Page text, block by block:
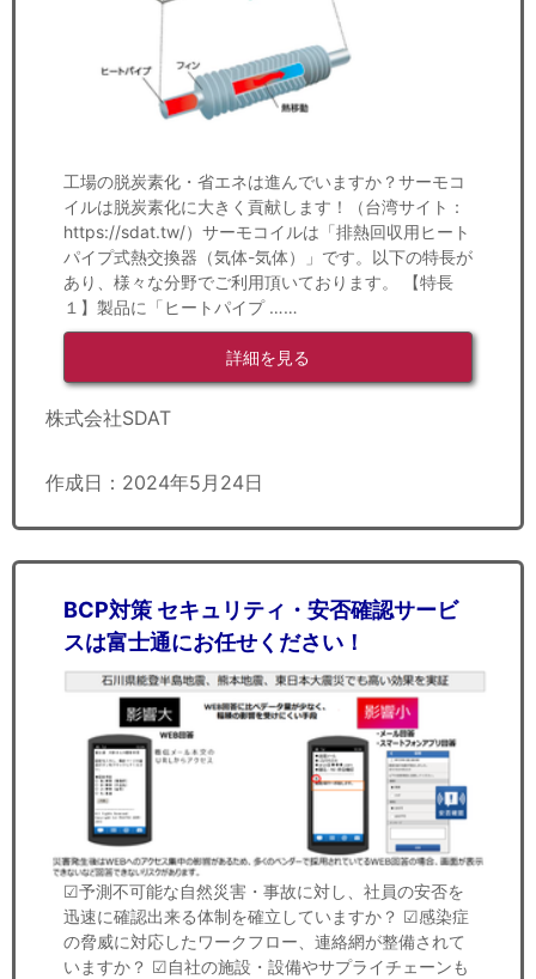
工場の脱炭素化・省エネは進んでいますか？サーモコ
イルは脱炭素化に大きく貢献します！（台湾サイト：
https://sdat.tw/）サーモコイルは「排熱回収用ヒート
パイプ式熱交換器（気体-気体）」です。以下の特長が
あり、様々な分野でご利用頂いております。 【特長
１】製品に「ヒートパイプ ……
詳細を見る
株式会社SDAT
作成日：2024年5月24日
BCP対策 セキュリティ・安否確認サービ
スは富士通にお任せください！
☑予測不可能な自然災害・事故に対し、社員の安否を
迅速に確認出来る体制を確立していますか？ ☑感染症
の脅威に対応したワークフロー、連絡網が整備されて
いますか？ ☑自社の施設・設備やサプライチェーンも